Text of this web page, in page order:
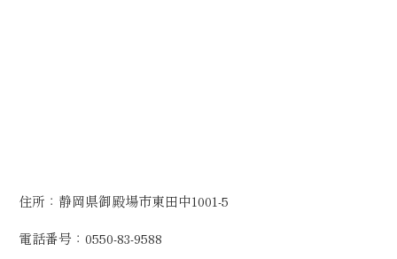
住所：静岡県御殿場市東田中1001-5
電話番号：0550-83-9588